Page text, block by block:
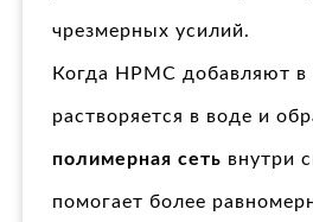
чрезмерных усилий.
Когда HPMC добавляют в
растворяется в воде и
полимерная сеть внутри
помогает более